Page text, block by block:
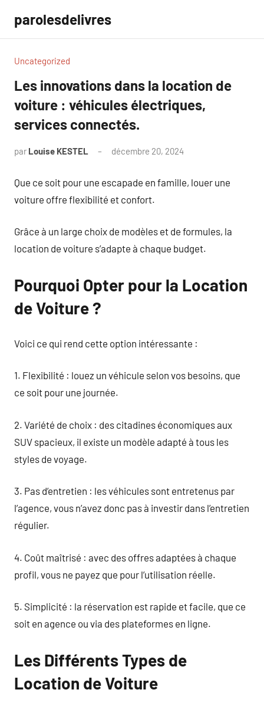
contenu
parolesdelivres
Uncategorized
Les innovations dans la location de
voiture : véhicules électriques,
services connectés.
par Louise KESTEL décembre 20, 2024
Que ce soit pour une escapade en famille, louer une
voiture offre flexibilité et confort.
Grâce à un large choix de modèles et de formules, la
location de voiture s’adapte à chaque budget.
Pourquoi Opter pour la Location
de Voiture ?
Voici ce qui rend cette option intéressante :
1. Flexibilité : louez un véhicule selon vos besoins, que
ce soit pour une journée.
2. Variété de choix : des citadines économiques aux
SUV spacieux, il existe un modèle adapté à tous les
styles de voyage.
3. Pas d’entretien : les véhicules sont entretenus par
l’agence, vous n’avez donc pas à investir dans l’entretien
régulier.
4. Coût maîtrisé : avec des offres adaptées à chaque
profil, vous ne payez que pour l’utilisation réelle.
5. Simplicité : la réservation est rapide et facile, que ce
soit en agence ou via des plateformes en ligne.
Les Différents Types de
Location de Voiture